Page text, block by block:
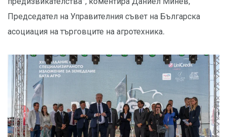
Председател на Управителния съвет на Българска
асоциация на търговците на агротехника.